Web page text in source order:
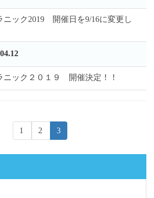
ニック2019 開催日を9/16に変更し
ニック２０１９ 開催決定！！
1 2 3